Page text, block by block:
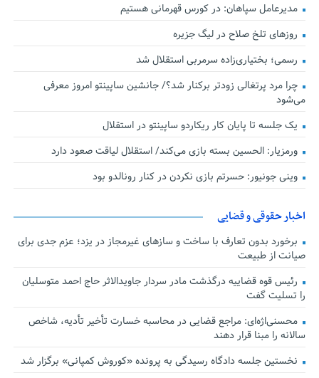
مدیرعامل سپاهان: در کورس قهرمانی هستیم
روزهای تلخ صلاح در لیگ جزیره
رسمی؛ بختیاری‌زاده سرمربی استقلال شد
چرا مرد پرتغالی زودتر برکنار شد؟/ جانشین ساپینتو امروز معرفی
می‌شود
یک جلسه تا پایان کار ریکاردو ساپینتو در استقلال
ورمزیار: الحسین بسته بازی می‌کند/ استقلال لیاقت صعود دارد
وینی جونیور: حسرتم بازی نکردن در کنار رونالدو بود
اخبار حقوقی و قضایی
برخورد بدون تعارف با ساخت‌ و سازهای غیرمجاز در یزد؛ عزم جدی برای
صیانت از طبیعت
رئیس قوه قضاییه درگذشت مادر سردار جاویدالاثر حاج احمد متوسلیان
را تسلیت گفت
محسنی‌اژه‌ای: مراجع قضایی در محاسبه خسارت تأخیر تأدیه، شاخص
سالانه را مبنا قرار دهند
نخستین جلسه دادگاه رسیدگی به پرونده «کوروش کمپانی» برگزار شد